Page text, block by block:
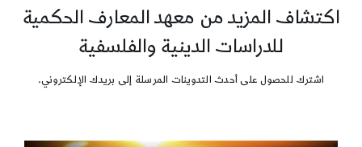
اكتشاف المزيد من معهد المعارف الحكمية
للدراسات الدينية والفلسفية
اشترك للحصول على أحدث التدوينات المرسلة إلى بريدك الإلكتروني.